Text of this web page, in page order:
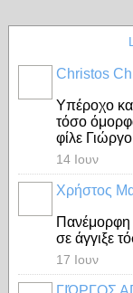
Christos
Υπέροχο
τόσο
φίλε
14 Ιουν
Χρήστος
Πανέμορφη
σε άγγιξε
17 Ιουν